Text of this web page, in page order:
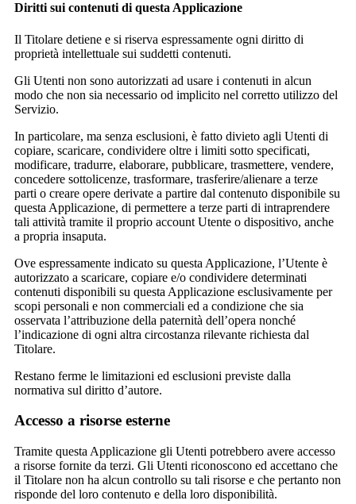
Diritti sui contenuti di questa Applicazione
Il Titolare detiene e si riserva espressamente ogni diritto di
proprietà intellettuale sui suddetti contenuti.
Gli Utenti non sono autorizzati ad usare i contenuti in alcun
modo che non sia necessario od implicito nel corretto utilizzo del
Servizio.
In particolare, ma senza esclusioni, è fatto divieto agli Utenti di
copiare, scaricare, condividere oltre i limiti sotto specificati,
modificare, tradurre, elaborare, pubblicare, trasmettere, vendere,
concedere sottolicenze, trasformare, trasferire/alienare a terze
parti o creare opere derivate a partire dal contenuto disponibile su
questa Applicazione, di permettere a terze parti di intraprendere
tali attività tramite il proprio account Utente o dispositivo, anche
a propria insaputa.
Ove espressamente indicato su questa Applicazione, l’Utente è
autorizzato a scaricare, copiare e/o condividere determinati
contenuti disponibili su questa Applicazione esclusivamente per
scopi personali e non commerciali ed a condizione che sia
osservata l’attribuzione della paternità dell’opera nonché
l’indicazione di ogni altra circostanza rilevante richiesta dal
Titolare.
Restano ferme le limitazioni ed esclusioni previste dalla
normativa sul diritto d’autore.
Accesso a risorse esterne
Tramite questa Applicazione gli Utenti potrebbero avere accesso
a risorse fornite da terzi. Gli Utenti riconoscono ed accettano che
il Titolare non ha alcun controllo su tali risorse e che pertanto non
risponde del loro contenuto e della loro disponibilità.